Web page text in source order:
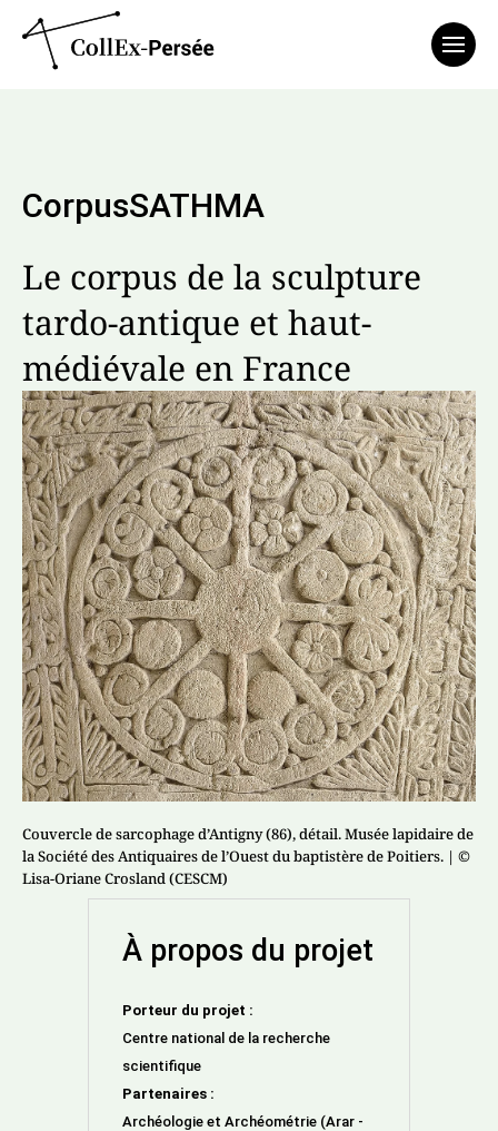
CorpusSATHMA
Le corpus de la sculpture
tardo-antique et haut-
médiévale en France
Couvercle de sarcophage d’Antigny (86), détail. Musée lapidaire de
la Société des Antiquaires de l’Ouest du baptistère de Poitiers. | ©
Lisa-Oriane Crosland (CESCM)
À propos du projet
Porteur du projet :
Centre national de la recherche
scientifique
Partenaires :
Archéologie et Archéométrie (Arar -